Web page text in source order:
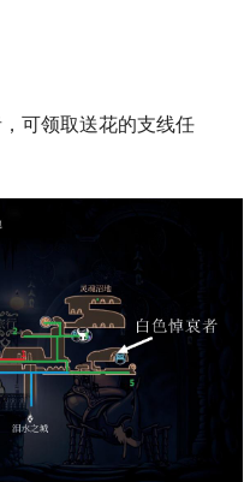
可领取送花的支线任